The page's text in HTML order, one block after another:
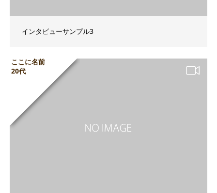
インタビューサンプル3
ここに名前
20代